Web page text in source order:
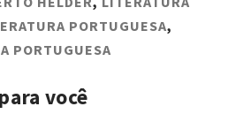
PORTUGUESA,
PORTUGUESA
você